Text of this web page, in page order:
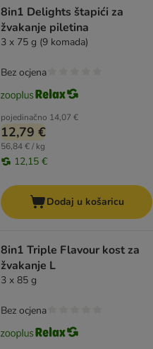
8in1 Delights štapići za
žvakanje piletina
3 x 75 g (9 komada)
pojedinačno 14,07 €
12,79 €
56,84 € / kg
12,15 €
Bez ocjena
Dodaj u košaricu
8in1 Triple Flavour kost za
žvakanje L
3 x 85 g
Bez ocjena